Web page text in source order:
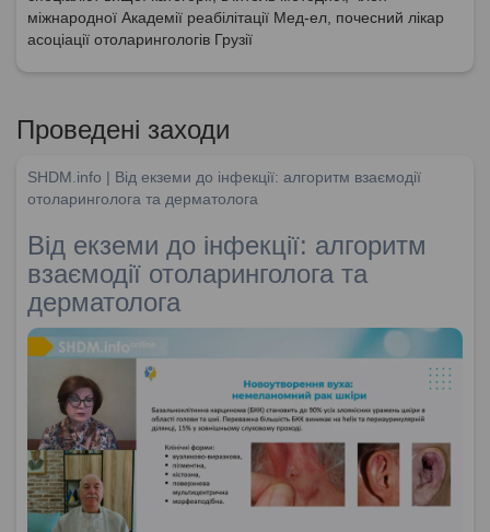
міжнародної Академії реабілітації Мед-ел, почесний лікар
асоціації отоларингологів Грузії
Проведені заходи
SHDM.info | Від екземи до інфекції: алгоритм взаємодії
отоларинголога та дерматолога
Від екземи до інфекції: алгоритм
взаємодії отоларинголога та
дерматолога